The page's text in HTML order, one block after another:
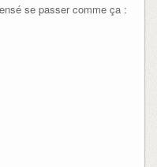
se passer comme ça :